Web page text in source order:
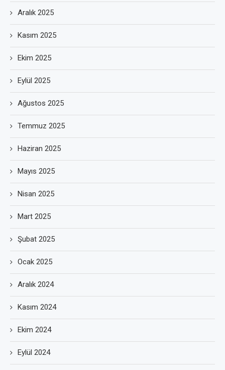
Aralık 2025
Kasım 2025
Ekim 2025
Eylül 2025
Ağustos 2025
Temmuz 2025
Haziran 2025
Mayıs 2025
Nisan 2025
Mart 2025
Şubat 2025
Ocak 2025
Aralık 2024
Kasım 2024
Ekim 2024
Eylül 2024